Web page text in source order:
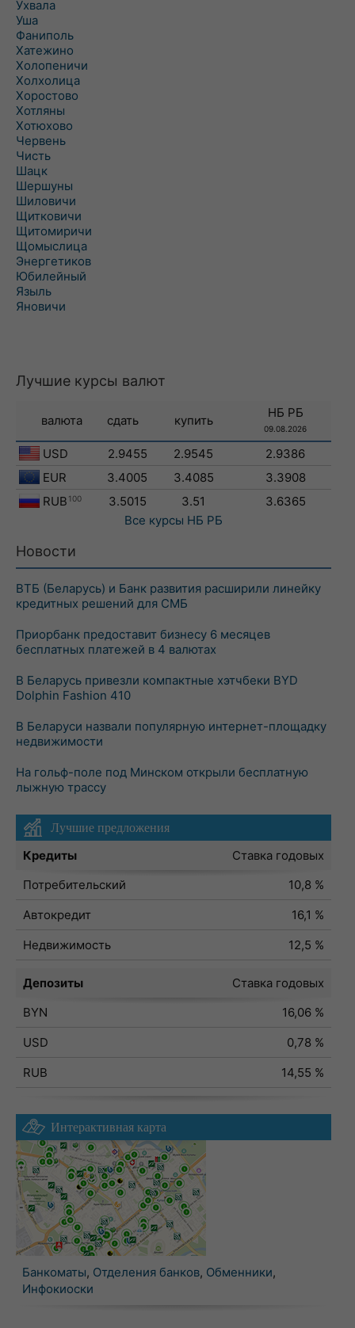
Ухвала
Уша
Фаниполь
Хатежино
Холопеничи
Холхолица
Хоростово
Хотляны
Хотюхово
Червень
Чисть
Шацк
Шершуны
Шиловичи
Щитковичи
Щитомиричи
Щомыслица
Энергетиков
Юбилейный
Языль
Яновичи
Лучшие курсы валют
валюта сдать купить
НБ РБ
09.08.2026
USD 2.9455 2.9545
2.9386
EUR
3.4005 3.4085
3.3908
RUB 100 3.5015 3.51
3.6365
Все курсы НБ РБ
Новости
ВТБ (Беларусь) и Банк развития расширили линейку
кредитных решений для СМБ
Приорбанк предоставит бизнесу 6 месяцев
бесплатных платежей в 4 валютах
В Беларусь привезли компактные хэтчбеки BYD
Dolphin Fashion 410
В Беларуси назвали популярную интернет-площадку
недвижимости
На гольф-поле под Минском открыли бесплатную
лыжную трассу
Лучшие предложения
Кредиты
Ставка годовых
Потребительский
10,8 %
Автокредит
16,1 %
Недвижимость
12,5 %
Депозиты
Ставка годовых
BYN
16,06 %
USD
0,78 %
RUB
14,55 %
Интерактивная карта
Банкоматы, Отделения банков, Обменники,
Инфокиоски